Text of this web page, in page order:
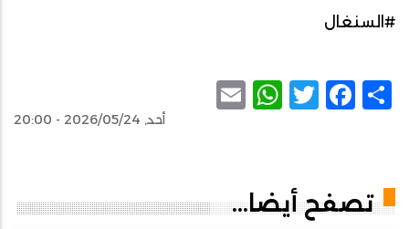
#السنغال
Share
Facebook
Twitter
WhatsApp
أحد, 2026/05/24 - 20:00
تصفح أيضا...